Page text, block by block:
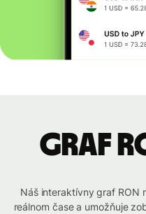
graf
Náš interaktívny graf RON
reálnom čase a umožňuje